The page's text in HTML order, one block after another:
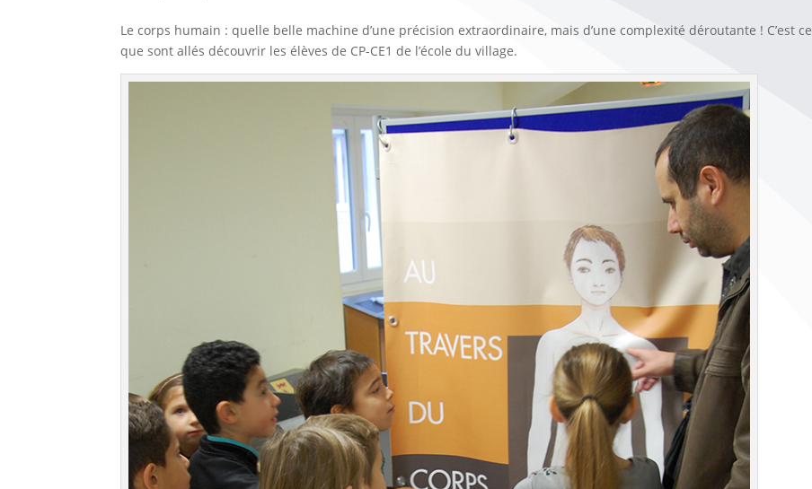
Le corps humain : quelle belle machine d’une précision extraordinaire, mais d’une complexité déroutante ! C’est ce
que sont allés découvrir les élèves de CP-CE1 de l’école du village.